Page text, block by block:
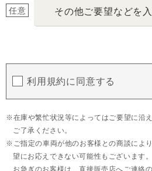
任意 その他ご要望などを
利用規約に同意する
在庫や繁忙状況等によってはご要望に沿
ご了承ください。
ご指定の車両が他のお客様との商談によ
望にお応えできない可能性もございます。
お急ぎのお客様は、直接販売店へご連絡